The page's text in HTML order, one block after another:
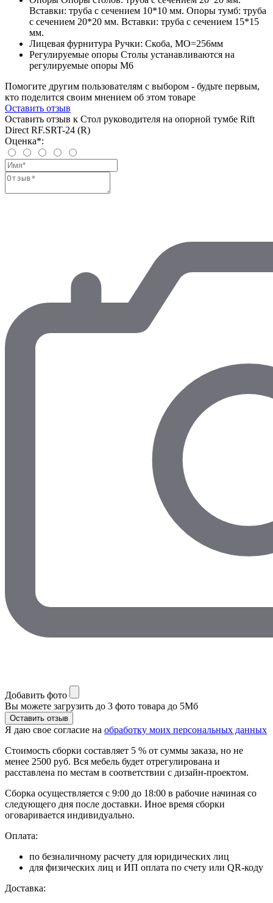
Вставки: труба с сечением 10*10 мм. Опоры тумб: труба
с сечением 20*20 мм. Вставки: труба с сечением 15*15
мм.
Лицевая фурнитура Ручки: Скоба, МО=256мм
Регулируемые опоры Столы устанавливаются на
регулируемые опоры М6
Помогите другим пользователям с выбором - будьте первым,
кто поделится своим мнением об этом товаре
Оставить отзыв
Оставить отзыв к Стол руководителя на опорной тумбе Rift
Direct RF.SRT-24 (R)
Оценка*:
Добавить фото
Вы можете загрузить до 3 фото товара до 5Мб
Я даю свое согласие на обработку моих персональных данных
Стоимость сборки составляет 5 % от суммы заказа, но не
менее 2500 руб. Вся мебель будет отрегулирована и
расставлена по местам в соответствии с дизайн-проектом.
Сборка осуществляется с 9:00 до 18:00 в рабочие начиная со
следующего дня после доставки. Иное время сборки
оговаривается индивидуально.
Оплата:
по безналичному расчету для юридических лиц
для физических лиц и ИП оплата по счету или QR-коду
Доставка: